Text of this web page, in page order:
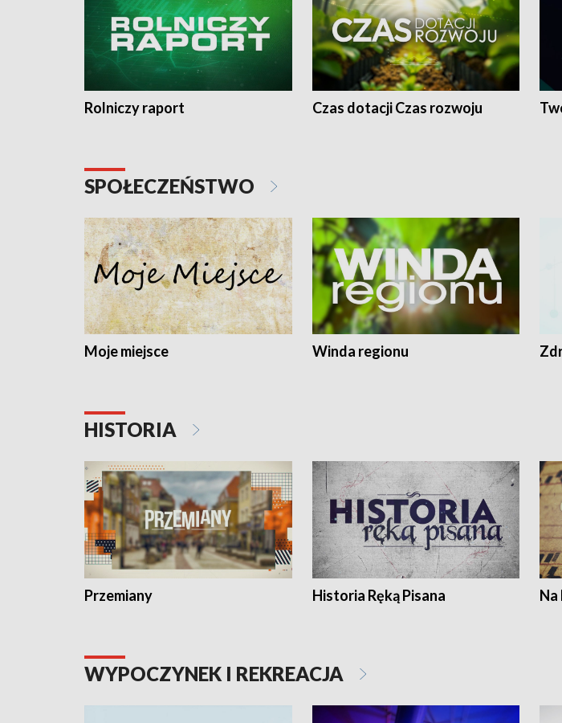
Rolniczy raport Czas dotacji Czas rozwoju
SPOŁECZEŃSTWO
Moje miejsce Winda regionu
HISTORIA
Przemiany Historia Ręką Pisana
WYPOCZYNEK I REKREACJA